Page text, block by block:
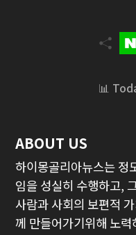
📊
ABOUT US
하이몽골리아뉴스는 정
임을 성실히 수행하고,
사람과 사회의 보편적
께 만들어가기위해 노